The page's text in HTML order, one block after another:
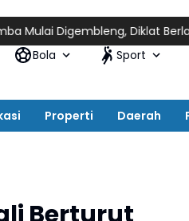
Digembleng, Diklat Berlangsung
Bola Sport
Properti Daerah